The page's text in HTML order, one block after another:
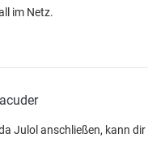
im Netz.
Julol anschließen, kann dir